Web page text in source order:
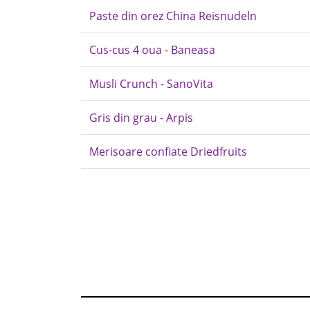
Paste din orez China Reisnudeln
Cus-cus 4 oua - Baneasa
Musli Crunch - SanoVita
Gris din grau - Arpis
Merisoare confiate Driedfruits